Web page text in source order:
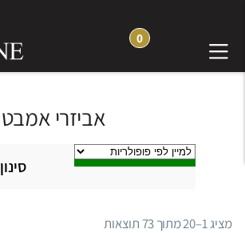
0
אביזרי אמבט
סינון
מציג 1–20 מתוך 73 תוצאות
ממוין